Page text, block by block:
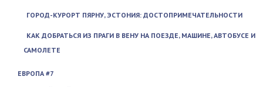
ГОРОД-КУРОРТ ПЯРНУ, ЭСТОНИЯ: ДОСТОПРИМЕЧАТЕЛЬНОСТИ
КАК ДОБРАТЬСЯ ИЗ ПРАГИ В ВЕНУ НА ПОЕЗДЕ, МАШИНЕ, АВТОБУСЕ И
САМОЛЕТЕ
ЕВРОПА #7